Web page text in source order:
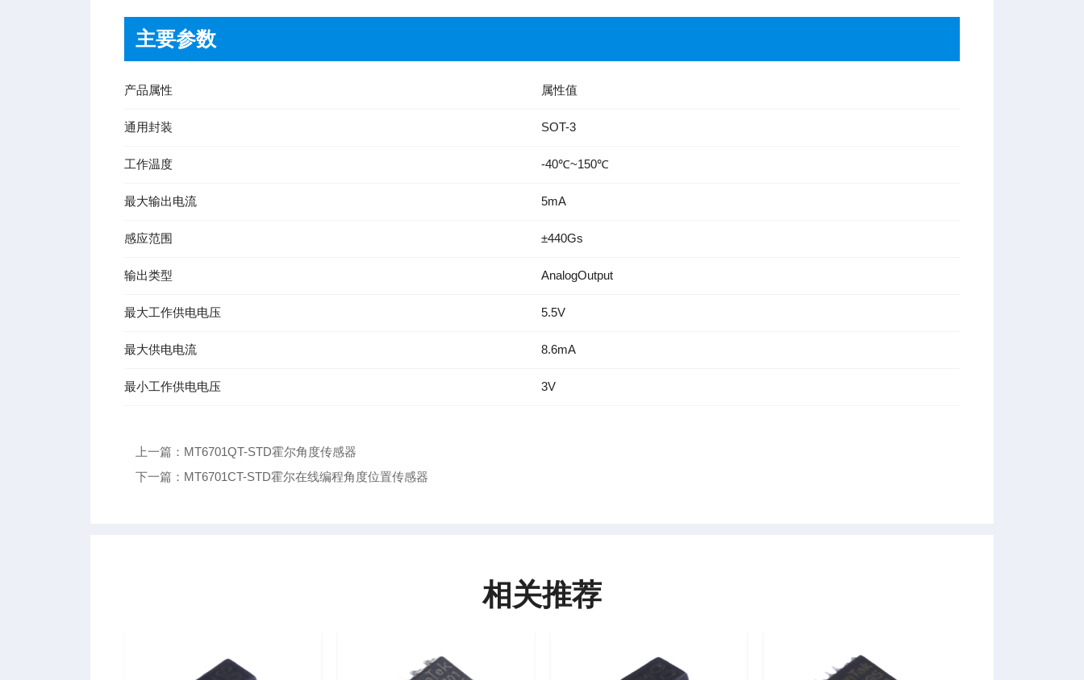
主要参数
产品属性 属性值
通用封装 SOT-3
工作温度 -40℃~150℃
最大输出电流 5mA
感应范围 ±440Gs
输出类型 AnalogOutput
最大工作供电电压 5.5V
最大供电电流 8.6mA
最小工作供电电压 3V
上一篇：MT6701QT-STD霍尔角度传感器
下一篇：MT6701CT-STD霍尔在线编程角度位置传感器
相关推荐